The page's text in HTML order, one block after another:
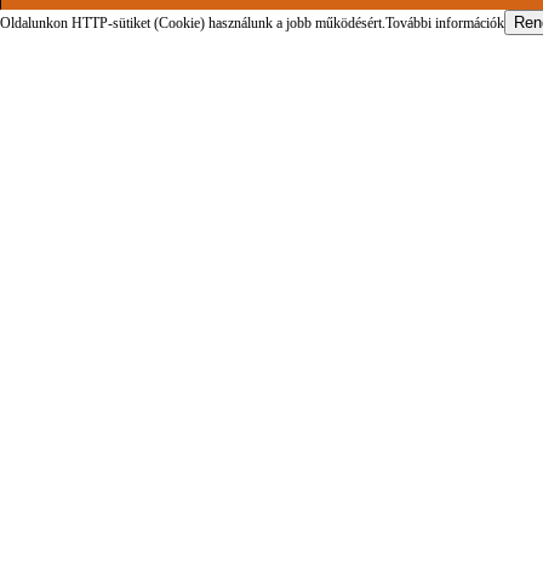
Oldalunkon HTTP-sütiket (Cookie) használunk a jobb működésért.További információk